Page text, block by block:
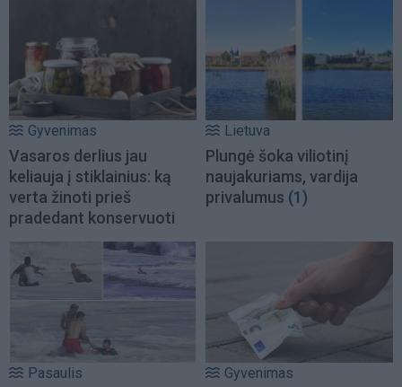
Gyvenimas
Vasaros derlius jau
keliauja į stiklainius: ką
verta žinoti prieš
pradedant konservuoti
Lietuva
Plungė šoka viliotinį
naujakuriams, vardija
privalumus (1)
Pasaulis Gyvenimas